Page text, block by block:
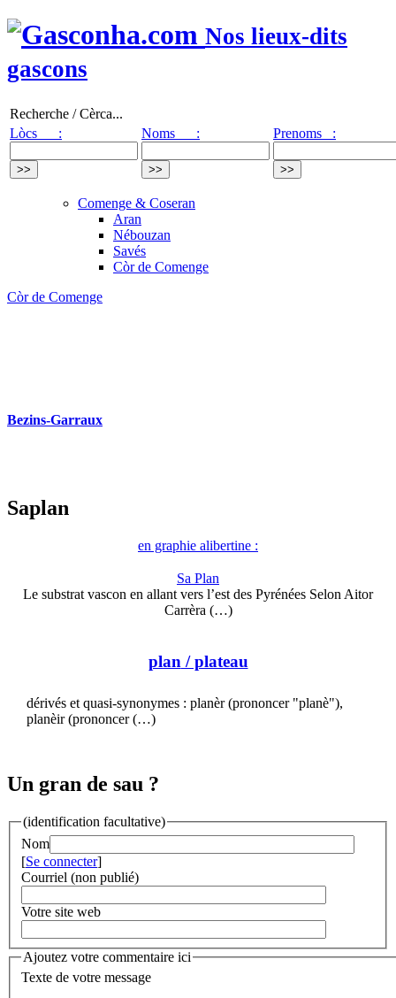
Nos lieux-dits
gascons
Recherche / Cèrca...
Lòcs :
Noms : Prenoms :
Comenge & Coseran
Aran
Nébouzan
Savés
Còr de Comenge
Còr de Comenge
Bezins-Garraux
Saplan
en graphie alibertine :
Sa Plan
Le substrat vascon en allant vers l’est des Pyrénées Selon Aitor
Carrèra (…)
plan / plateau
dérivés et quasi-synonymes : planèr (prononcer "planè"),
planèir (prononcer (…)
Un gran de sau ?
(identification facultative)
Nom
[Se connecter]
Courriel (non publié)
Votre site web
Ajoutez votre commentaire ici
Texte de votre message